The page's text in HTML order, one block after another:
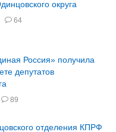
округа
64
Россия» получила
депутатов
89
отделения КПРФ